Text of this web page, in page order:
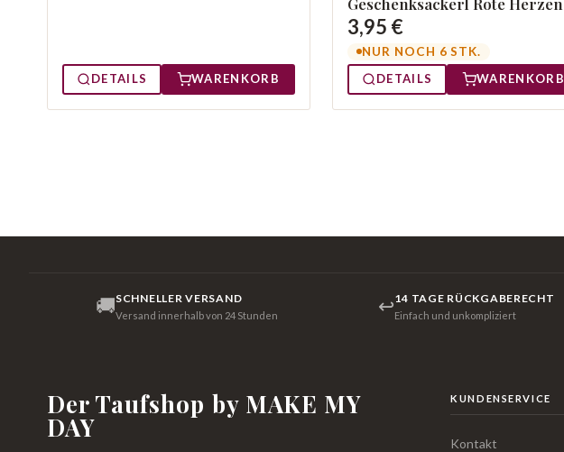
DETAILS WARENKORB
3,95 €
NUR NOCH 6 STK.
DETAILS
WARENKORB
🚚SCHNELLER VERSAND
Versand innerhalb von 24 Stunden ↩14 TAGE RÜCKGABERECHT
Einfach und unkompliziert
Der Taufshop by MAKE MY
DAY
KUNDENSERVICE
Kontakt